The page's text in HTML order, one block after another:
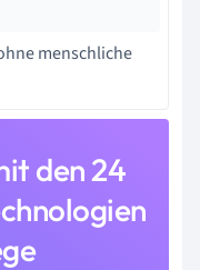
menschliche
den 24